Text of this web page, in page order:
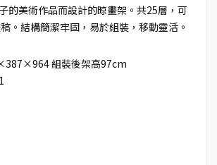
的美術作品而設計的晾畫架。共25層，可
。結構簡潔牢固，易於組裝，移動靈活。
組裝後架高97cm